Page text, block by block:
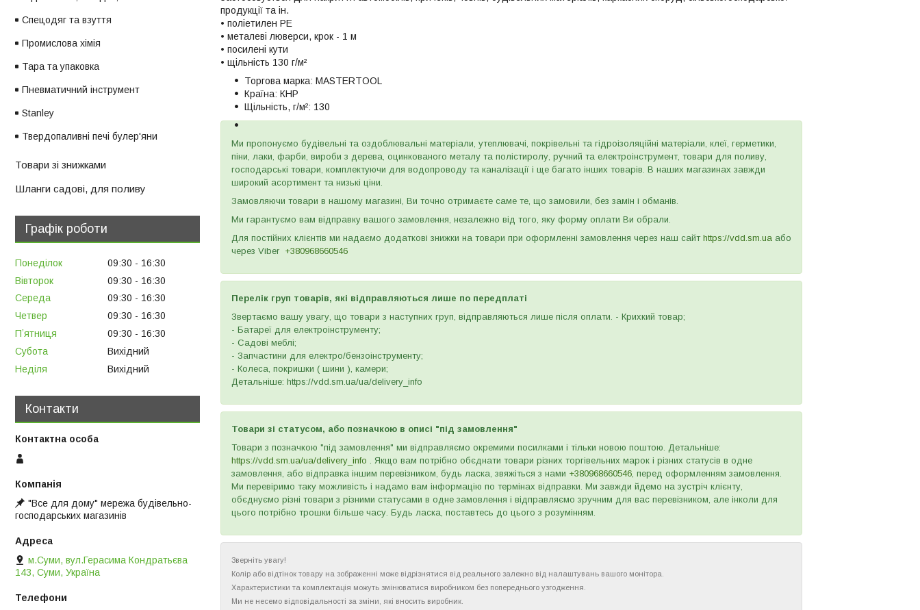
продукції та ін.
• поліетилен РЕ
• металеві люверси, крок - 1 м
• посилені кути
• щільність 130 г/м²
Торгова марка: MASTERTOOL
Країна: КНР
Щільність, г/м²: 130
Ми пропонуємо будівельні та оздоблювальні матеріали, утеплювачі, покрівельні та гідроізоляційні матеріали, клеї, герметики,
піни, лаки, фарби, вироби з дерева, оцинкованого металу та полістиролу, ручний та електроінструмент, товари для поливу,
господарські товари, комплектуючи для водопроводу та каналізації і ще багато інших товарів. В наших магазинах завжди
широкий асортимент та низькі ціни.
Замовляючи товари в нашому магазині, Ви точно отримаєте саме те, що замовили, без замін і обманів.
Ми гарантуємо вам відправку вашого замовлення, незалежно від того, яку форму оплати Ви обрали.
Для постійних клієнтів ми надаємо додаткові знижки на товари при оформленні замовлення через наш сайт https://vdd.sm.ua або
через Viber +380968660546
Перелік груп товарів, які відправляються лише по передплаті
Звертаємо вашу увагу, що товари з наступних груп, відправляються лише після оплати. - Крихкий товар;
- Батареї для електроінструменту;
- Садові меблі;
- Запчастини для електро/бензоінструменту;
- Колеса, покришки ( шини ), камери;
Детальніше: https://vdd.sm.ua/ua/delivery_info
Товари зі статусом, або позначкою в описі "під замовлення"
Товари з позначкою "під замовлення" ми відправляємо окремими посилками і тільки новою поштою. Детальніше:
https://vdd.sm.ua/ua/delivery_info . Якщо вам потрібно обєднати товари різних торгівельних марок і різних статусів в одне
замовлення, або відправка іншим перевізником, будь ласка, звяжіться з нами +380968660546, перед оформленням замовлення.
Ми перевіримо таку можливість і надамо вам інформацію по термінах відправки. Ми завжди йдемо на зустріч клієнту,
обєднуємо різні товари з різними статусами в одне замовлення і відправляємо зручним для вас перевізником, але інколи для
цього потрібно трошки більше часу. Будь ласка, поставтесь до цього з розумінням.
Зверніть увагу!
Колір або відтінок товару на зображенні може відрізнятися від реального залежно від налаштувань вашого монітора.
Характеристики та комплектація можуть змінюватися виробником без попереднього узгодження.
Ми не несемо відповідальності за зміни, які вносить виробник.
Спецодяг та взуття
Промислова хімія
Тара та упаковка
Пневматичний інструмент
Stanley
Твердопаливні печі булер'яни
Товари зі знижками
Шланги садові, для поливу
Графік роботи
Понеділок 09:30
16:30
Вівторок
09:30
16:30
Середа
09:30
16:30
Четвер
09:30
16:30
Пʼятниця
09:30
16:30
Субота
Вихідний
Неділя
Вихідний
Контакти
"Все для дому" мережа будівельно-
господарських магазинів
м.Суми, вул.Герасима Кондратьєва
143, Суми, Україна